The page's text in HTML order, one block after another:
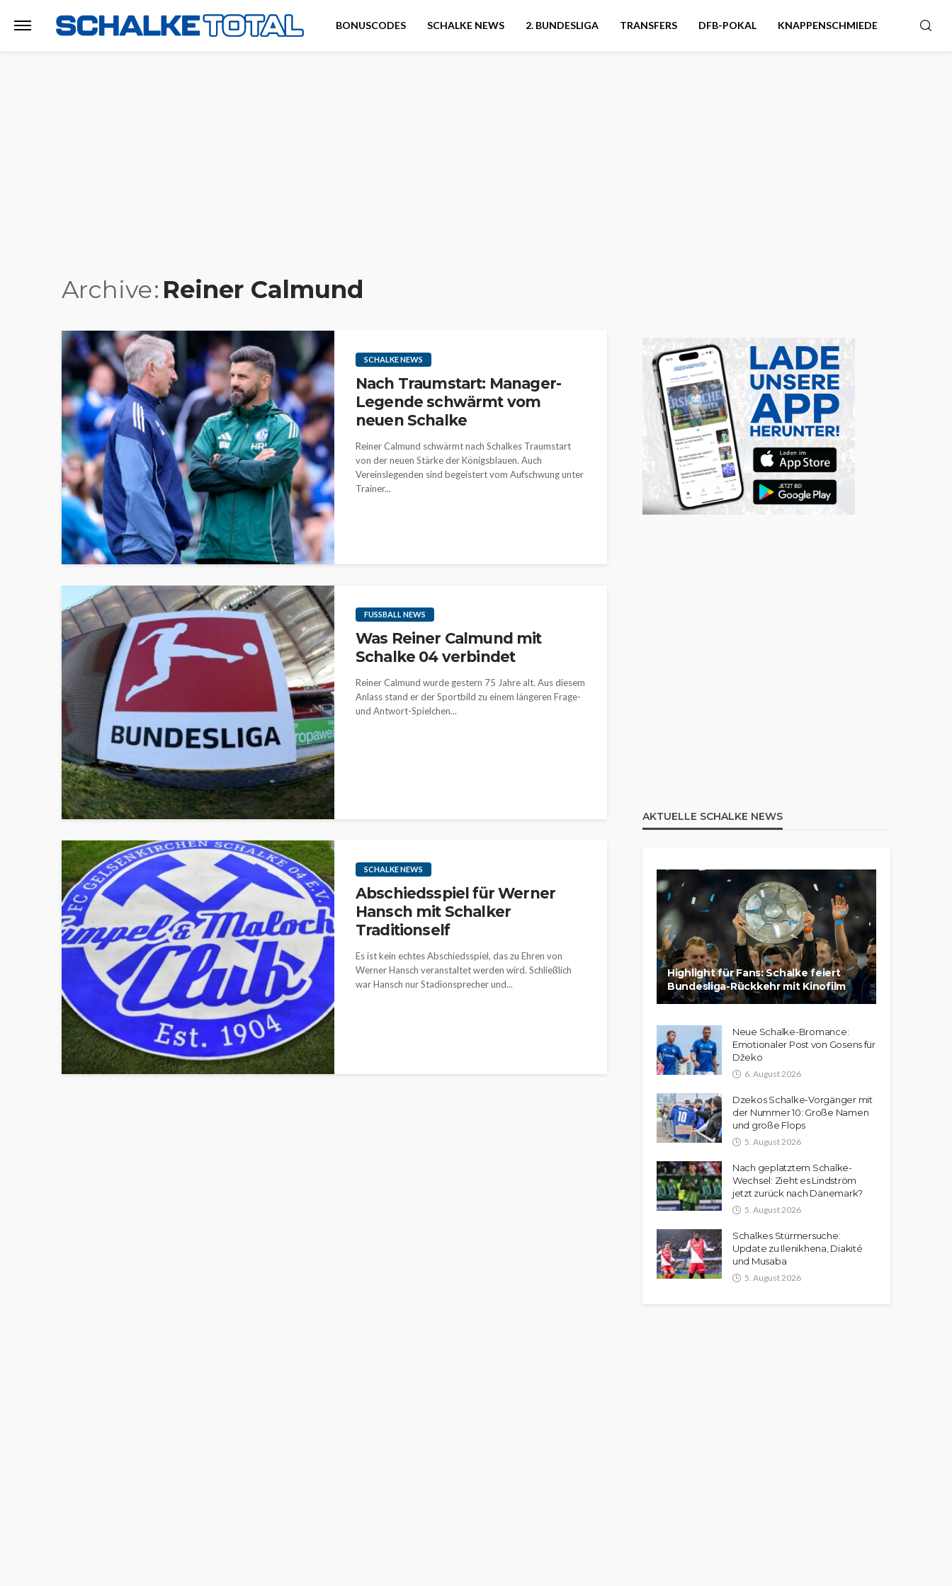
BONUSCODES SCHALKE NEWS 2. BUNDESLIGA TRANSFERS DFB-POKAL KNAPPENSCHMIEDE
Archive Reiner Calmund
SCHALKE NEWS
Nach Traumstart: Manager-
Legende schwärmt vom
neuen Schalke
Reiner Calmund schwärmt nach Schalkes Traumstart
von der neuen Stärke der Königsblauen. Auch
Vereinslegenden sind begeistert vom Aufschwung unter
Trainer...
FUSSBALL NEWS
Was Reiner Calmund mit
Schalke 04 verbindet
Reiner Calmund wurde gestern 75 Jahre alt. Aus diesem
Anlass stand er der Sportbild zu einem längeren Frage-
und Antwort-Spielchen...
SCHALKE NEWS
Abschiedsspiel für Werner
Hansch mit Schalker
Traditionself
Es ist kein echtes Abschiedsspiel, das zu Ehren von
Werner Hansch veranstaltet werden wird. Schließlich
war Hansch nur Stadionsprecher und...
AKTUELLE SCHALKE NEWS
Highlight für Fans: Schalke feiert
Bundesliga-Rückkehr mit Kinofilm
Neue Schalke-Bromance:
Emotionaler Post von Gosens für
Džeko
6. August 2026
Dzekos Schalke-Vorgänger mit
der Nummer 10: Große Namen
und große Flops
5. August 2026
Nach geplatztem Schalke-
Wechsel: Zieht es Lindström
jetzt zurück nach Dänemark?
5. August 2026
Schalkes Stürmersuche:
Update zu Ilenikhena, Diakité
und Musaba
5. August 2026